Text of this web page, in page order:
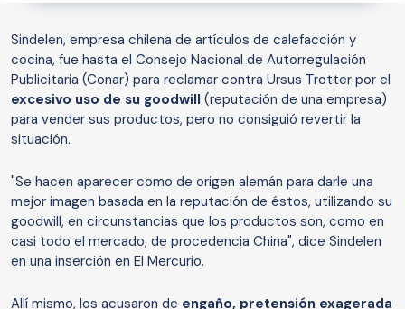
Sindelen, empresa chilena de artículos de calefacción y
cocina, fue hasta el Consejo Nacional de Autorregulación
Publicitaria (Conar) para reclamar contra Ursus Trotter por el
excesivo uso de su goodwill (reputación de una empresa)
para vender sus productos, pero no consiguió revertir la
situación.
"Se hacen aparecer como de origen alemán para darle una
mejor imagen basada en la reputación de éstos, utilizando su
goodwill, en circunstancias que los productos son, como en
casi todo el mercado, de procedencia China", dice Sindelen
en una inserción en El Mercurio.
Allí mismo, los acusaron de engaño, pretensión exagerada